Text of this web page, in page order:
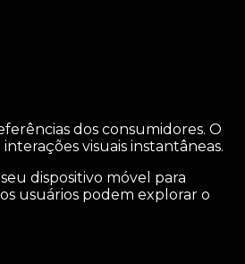
dos consumidores. O
visuais instantâneas.
dispositivo móvel para
usuários podem explorar o